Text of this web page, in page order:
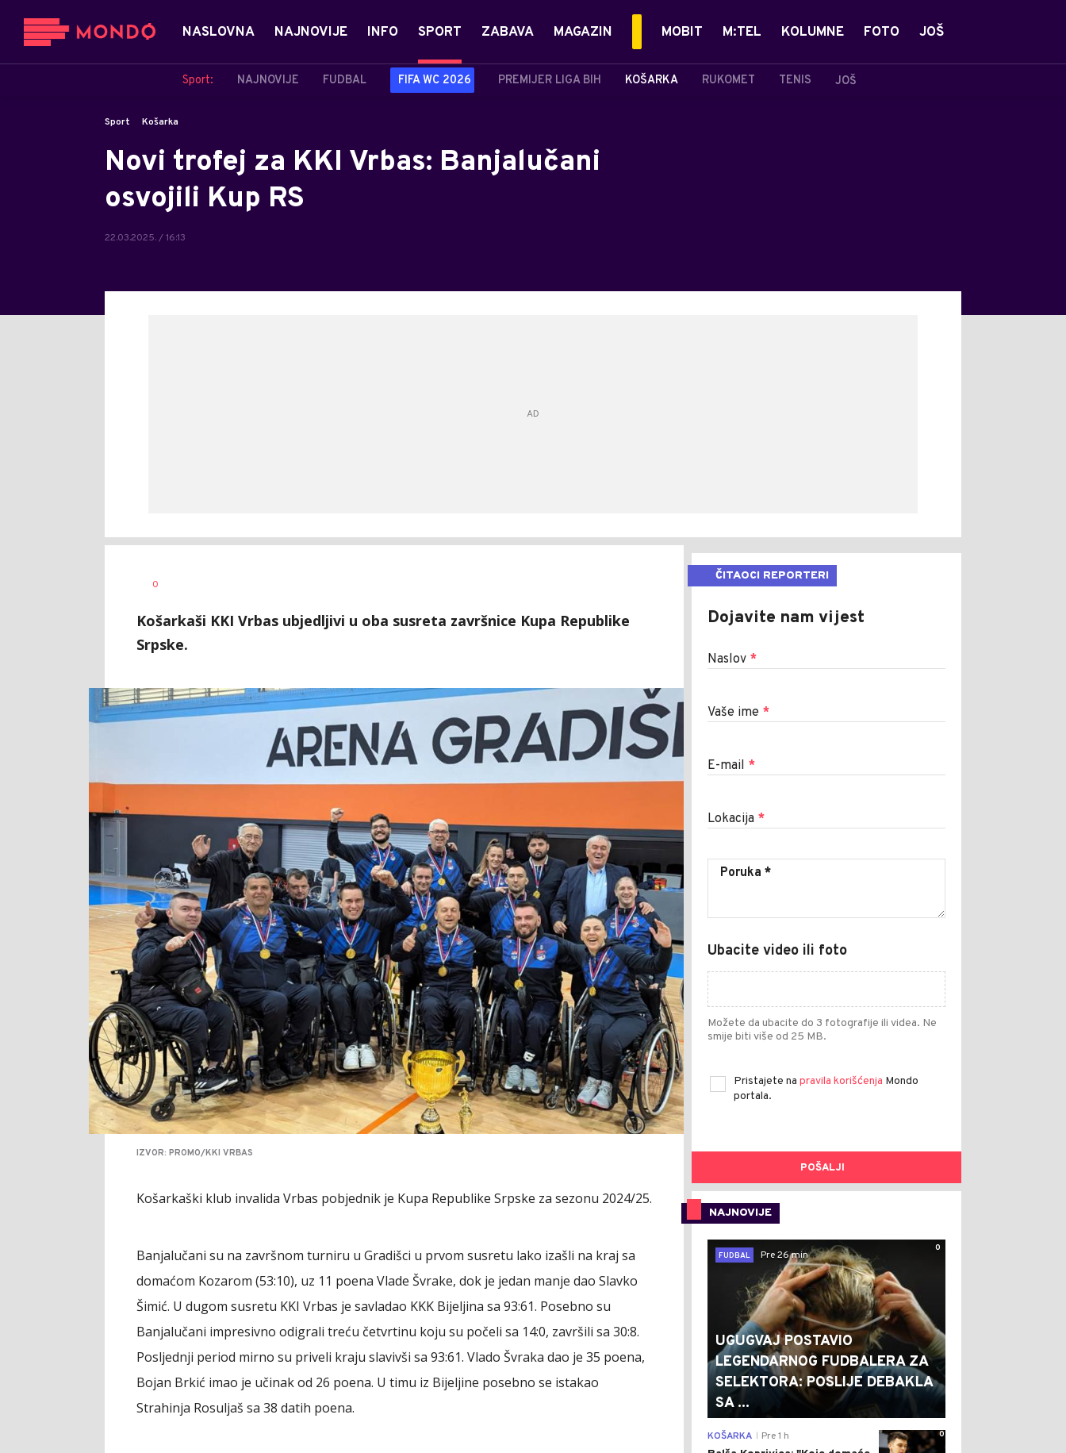
NASLOVNA NAJNOVIJE INFO SPORT
Sport: NAJNOVIJE FUDBAL FIFA WC 2026 PREMIJER LIGA BIH KOŠARKA RUKOMET TENIS JOŠ
ZABAVA MAGAZIN MOBIT M:TEL KOLUMNE FOTO JOŠ
Sport Košarka
Novi trofej za KKI Vrbas: Banjalučani
osvojili Kup RS
22.03.2025. / 16:13
AUTOR
0
Košarkaši KKI Vrbas ubjedljivi u oba susreta završnice Kupa Republike
Srpske.
IZVOR: PROMO/KKI VRBAS
Košarkaški klub invalida Vrbas pobjednik je Kupa Republike Srpske za sezonu 2024/25.
Banjalučani su na završnom turniru u Gradišci u prvom susretu lako izašli na kraj sa
domaćom Kozarom (53:10), uz 11 poena Vlade Švrake, dok je jedan manje dao Slavko
Šimić. U dugom susretu KKI Vrbas je savladao KKK Bijeljina sa 93:61. Posebno su
Banjalučani impresivno odigrali treću četvrtinu koju su počeli sa 14:0, završili sa 30:8.
Posljednji period mirno su priveli kraju slavivši sa 93:61. Vlado Švraka dao je 35 poena,
Bojan Brkić imao je učinak od 26 poena. U timu iz Bijeljine posebno se istakao
Strahinja Rosuljaš sa 38 datih poena.
ČITAOCI REPORTERI
Dojavite nam vijest
Naslov *
Vaše ime *
E-mail *
Lokacija *
Ubacite video ili foto
Možete da ubacite do 3 fotografije ili videa. Ne
smije biti više od 25 MB.
Pristajete na pravila korišćenja Mondo
portala.
POŠALJI
NAJNOVIJE
0
FUDBAL
Pre 26 min
UGUGVAJ POSTAVIO
LEGENDARNOG FUDBALERA ZA
SELEKTORA: POSLIJE DEBAKLA
SA ...
0
KOŠARKA Pre 1 h